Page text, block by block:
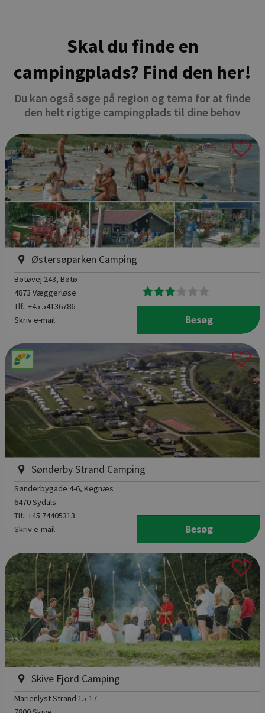
Skal du finde en
campingplads? Find den her!
Du kan også søge på region og tema for at finde
den helt rigtige campingplads til dine behov
Østersøparken Camping
Bøtøvej 243, Bøtø
4873 Væggerløse
Tlf.: +45 54136786
Skriv e-mail
Besøg
Sønderby Strand Camping
Sønderbygade 4-6, Kegnæs
6470 Sydals
Tlf.: +45 74405313
Skriv e-mail
Besøg
Skive Fjord Camping
Marienlyst Strand 15-17